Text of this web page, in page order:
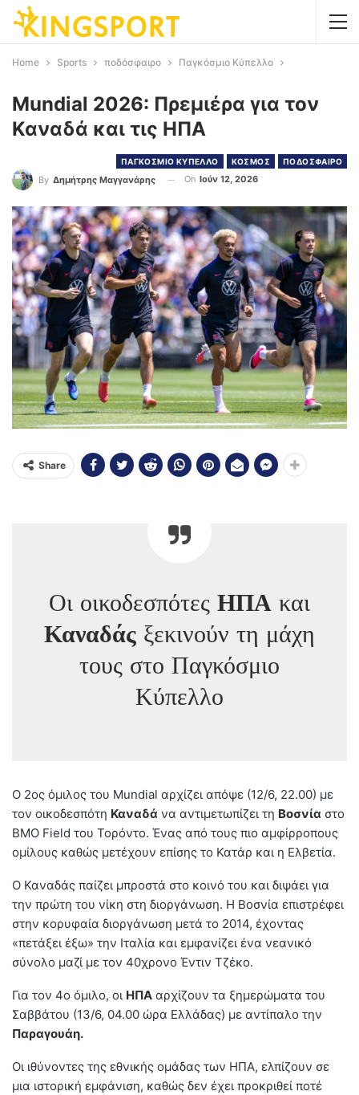
Home Sports ποδόσφαιρο Παγκόσμιο Κύπελλο
Mundial 2026: Πρεμιέρα για τον
Καναδά και τις ΗΠΑ
ΠΑΓΚΟΣΜΙΟ ΚΥΠΕΛΛΟ ΚΟΣΜΟΣ ΠΟΔΟΣΦΑΙΡΟ
By Δημήτρης Μαγγανάρης On Ιούν 12, 2026
Share
Οι οικοδεσπότες ΗΠΑ και
Καναδάς ξεκινούν τη μάχη
τους στο Παγκόσμιο
Κύπελλο
Ο 2ος όμιλος του Mundial αρχίζει απόψε (12/6, 22.00) με
τον οικοδεσπότη Καναδά να αντιμετωπίζει τη Βοσνία στο
BMO Field του Τορόντο. Ένας από τους πιο αμφίρροπους
ομίλους καθώς μετέχουν επίσης το Κατάρ και η Ελβετία.
Ο Καναδάς παίζει μπροστά στο κοινό του και διψάει για
την πρώτη του νίκη στη διοργάνωση. Η Βοσνία επιστρέφει
στην κορυφαία διοργάνωση μετά το 2014, έχοντας
«πετάξει έξω» την Ιταλία και εμφανίζει ένα νεανικό
σύνολο μαζί με τον 40χρονο Έντιν Τζέκο.
Για τον 4ο όμιλο, οι ΗΠΑ αρχίζουν τα ξημερώματα του
Σαββάτου (13/6, 04.00 ώρα Ελλάδας) με αντίπαλο την
Παραγουάη.
Οι ιθύνοντες της εθνικής ομάδας των ΗΠΑ, ελπίζουν σε
μια ιστορική εμφάνιση, καθώς δεν έχει προκριθεί ποτέ